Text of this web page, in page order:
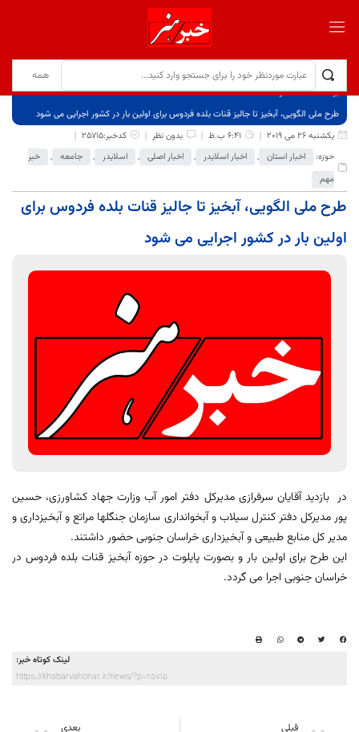
برگ نخست
نوشته‌ها
طرح ملی الگویی، آبخیز تا جالیز قنات بلده فردوس برای اولین بار در کشور اجرایی می شود
یکشنبه 26 می 2019
6:41 ب.ظ بدون نظر
کدخبر:25715
حوزه:
اخبار استان , اخبار اسلایدر , اخبار اصلی , اسلایدر , جامعه ,
خبر
مهم
طرح ملی الگویی، آبخیز تا جالیز قنات بلده فردوس برای
اولین بار در کشور اجرایی می شود
در بازدید آقایان سرفرازی مدیرکل دفتر امور آب وزارت جهاد کشاورزی، حسین
پور مدیرکل دفتر کنترل سیلاب و آبخوانداری سازمان جنگلها مراتع و آبخیزداری و
مدیر کل منابع طبیعی و آبخیزداری خراسان جنوبی حضور داشتند.
این طرح برای اولین بار و بصورت پایلوت در حوزه آبخیز قنات بلده فردوس در
خراسان جنوبی اجرا می گردد.
لینک کوتاه خبر:
https://khabarvahonar.ir/news/?p=25715
قبلی بعدی